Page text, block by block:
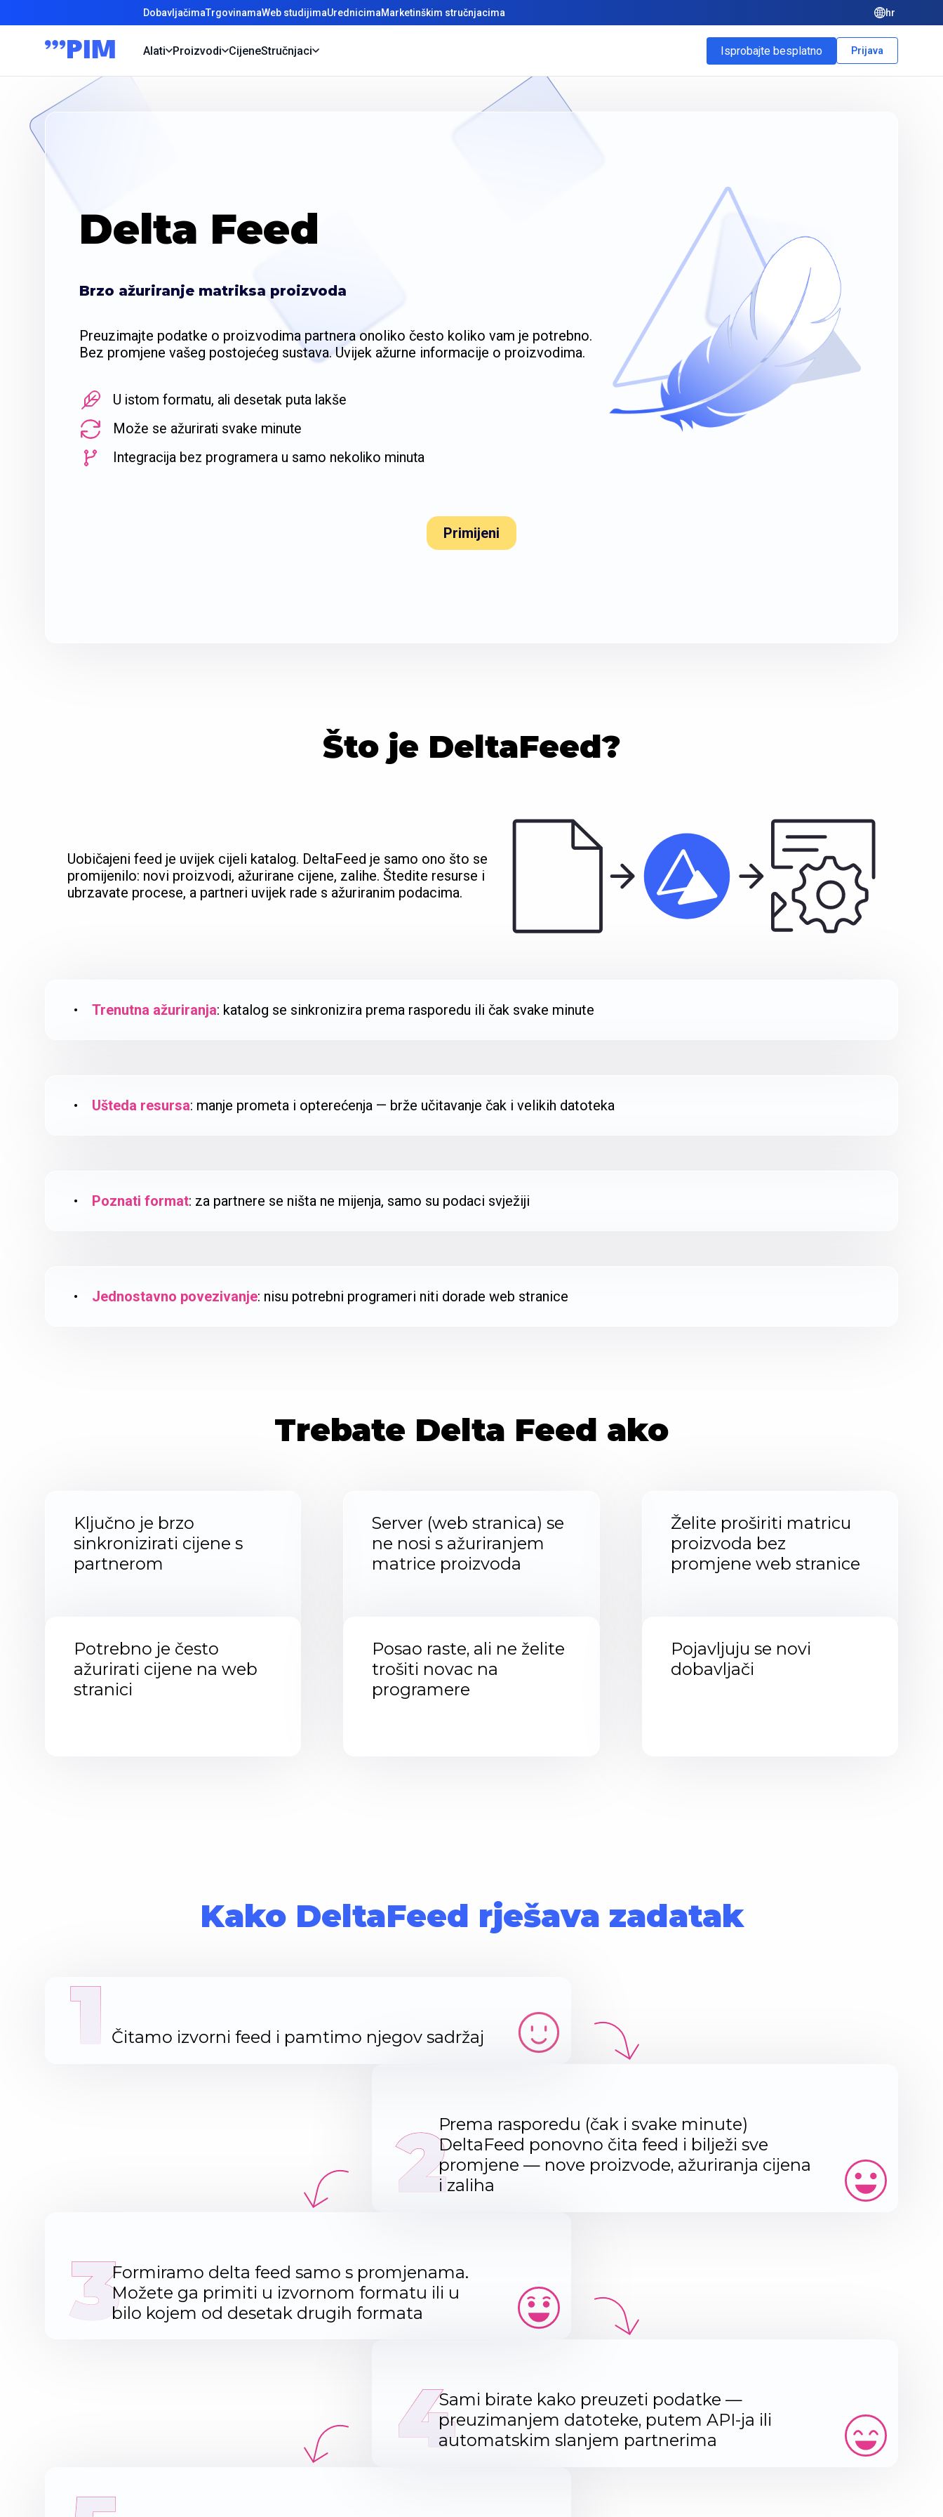
DobavljačimaTrgovinamaWeb studijimaUrednicimaMarketinškim stručnjacima hr
Alati Proizvodi CijeneStručnjaci Isprobajte besplatno Prijava
Delta Feed
Brzo ažuriranje matriksa proizvoda
Preuzimajte podatke o proizvodima partnera onoliko često koliko vam je potrebno.
Bez promjene vašeg postojećeg sustava. Uvijek ažurne informacije o proizvodima.
U istom formatu, ali desetak puta lakše
Može se ažurirati svake minute
Integracija bez programera u samo nekoliko minuta
Primijeni
Što je DeltaFeed?
Uobičajeni feed je uvijek cijeli katalog. DeltaFeed je samo ono što se
promijenilo: novi proizvodi, ažurirane cijene, zalihe. Štedite resurse i
ubrzavate procese, a partneri uvijek rade s ažuriranim podacima.
• Trenutna ažuriranja: katalog se sinkronizira prema rasporedu ili čak svake minute
• Ušteda resursa: manje prometa i opterećenja — brže učitavanje čak i velikih datoteka
• Poznati format: za partnere se ništa ne mijenja, samo su podaci svježiji
• Jednostavno povezivanje: nisu potrebni programeri niti dorade web stranice
Trebate Delta Feed ako
Ključno je brzo
sinkronizirati cijene s
partnerom
Server (web stranica) se
ne nosi s ažuriranjem
matrice proizvoda
Želite proširiti matricu
proizvoda bez
promjene web stranice
Potrebno je često
ažurirati cijene na web
stranici
Posao raste, ali ne želite
trošiti novac na
programere
Pojavljuju se novi
dobavljači
Kako DeltaFeed rješava zadatak
Čitamo izvorni feed i pamtimo njegov sadržaj
1
Prema rasporedu (čak i svake minute)
DeltaFeed ponovno čita feed i bilježi sve
promjene — nove proizvode, ažuriranja cijena
i zaliha
2
Formiramo delta feed samo s promjenama.
Možete ga primiti u izvornom formatu ili u
bilo kojem od desetak drugih formata
3
Sami birate kako preuzeti podatke —
preuzimanjem datoteke, putem API-ja ili
automatskim slanjem partnerima
4